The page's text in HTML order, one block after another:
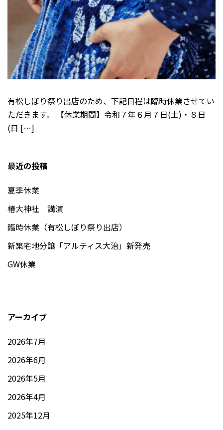
有松しぼり祭り出店のため、下記日程は臨時休業させてい
ただきます。 【休業期間】令和７年６月７日(土)・８日
(日 […]
最近の投稿
夏季休業
椿大神社 講演
臨時休業（有松しぼり祭り出店）
新築宅地分譲「アルティス大治」新発売
GW休業
アーカイブ
2026年7月
2026年6月
2026年5月
2026年4月
2025年12月